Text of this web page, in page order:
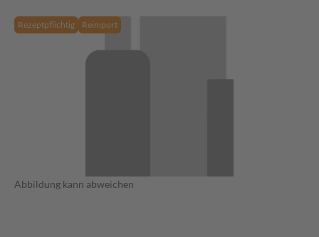
Rezeptpflichtig Reimport
Abbildung kann abweichen